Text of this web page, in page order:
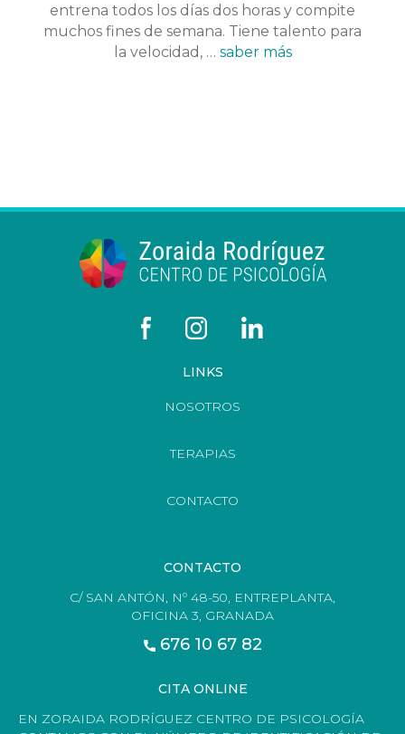
entrena todos los días dos horas y compite
muchos fines de semana. Tiene talento para
la velocidad, … saber más
LINKS
NOSOTROS
TERAPIAS
CONTACTO
CONTACTO
C/ SAN ANTÓN, Nº 48-50, ENTREPLANTA,
OFICINA 3, GRANADA
676 10 67 82
CITA ONLINE
EN ZORAIDA RODRÍGUEZ CENTRO DE PSICOLOGÍA